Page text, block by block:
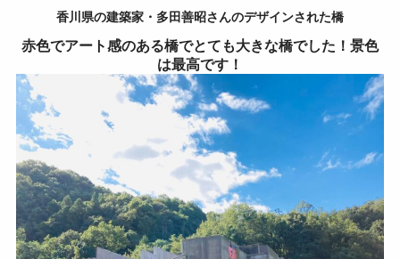
香川県の建築家・多田善昭さんのデザインされた橋
赤色でアート感のある橋でとても大きな橋でした！景色
は最高です！